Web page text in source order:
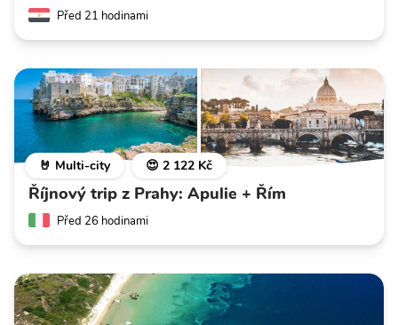
Před 21 hodinami
🤘 Multi-city 😍 2 122 Kč
Říjnový trip z Prahy: Apulie + Řím
Před 26 hodinami